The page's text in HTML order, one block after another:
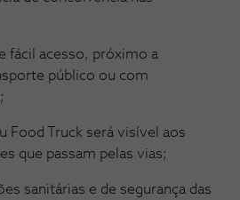
fácil acesso, próximo a
público ou com
Food Truck será visível aos
que passam pelas vias;
sanitárias e de segurança das